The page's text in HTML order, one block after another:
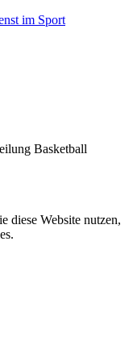
Basketball
diese Website nutzen,